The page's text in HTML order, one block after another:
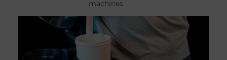
machines